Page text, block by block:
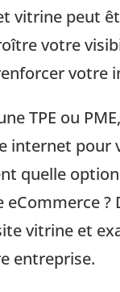
vitrine peut
votre
votre
TPE ou
internet pour
quelle
?
vitrine et
entreprise.